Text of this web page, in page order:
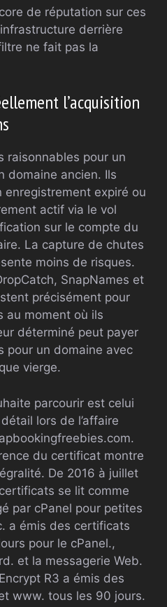
de réputation sur ces
derrière
ne fait pas la
l’acquisition
raisonnables pour un
domaine ancien. Ils
expiré ou
actif via le vol
sur le compte du
La capture de chutes
moins de risques.
SnapNames et
précisément pour
au moment où ils
déterminé peut payer
pour un domaine avec
vierge.
parcourir est celui
lors de l’affaire
du certificat montre
De 2016 à juillet
se lit comme
par cPanel pour petites
a émis des certificats
pour le cPanel.,
et la messagerie Web.
R3 a émis des
www. tous les 90 jours.